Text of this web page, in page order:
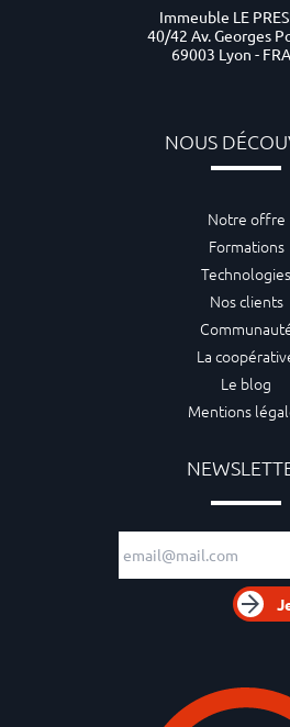
Immeuble LE
40/42 Av. Georges
69003 Lyon -
NOUS
Notre offre
Formations
Technologies
Nos clients
La
Le blog
Mentions
Adresse e-mail